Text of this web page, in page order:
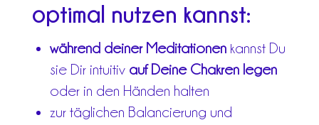
optimal nutzen kannst:
während deiner Meditationenkannst Du
sie Dir intuitiv auf Deine Chakren legen
oder in den Händen halten
zur täglichen Balancierung und